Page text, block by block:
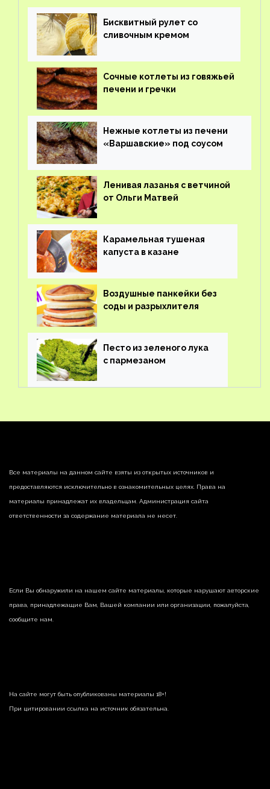
Бисквитный рулет со
сливочным кремом
Сочные котлеты из говяжьей
печени и гречки
Нежные котлеты из печени
«Варшавские» под соусом
Ленивая лазанья с ветчиной
от Ольги Матвей
Карамельная тушеная
капуста в казане
Воздушные панкейки без
соды и разрыхлителя
Песто из зеленого лука
с пармезаном
Все материалы на данном сайте взяты из открытых источников и
предоставляются исключительно в ознакомительных целях. Права на
материалы принадлежат их владельцам. Администрация сайта
ответственности за содержание материала не несет.
Если Вы обнаружили на нашем сайте материалы, которые нарушают авторские
права, принадлежащие Вам, Вашей компании или организации, пожалуйста,
сообщите нам.
На сайте могут быть опубликованы материалы 18+!
При цитировании ссылка на источник обязательна.